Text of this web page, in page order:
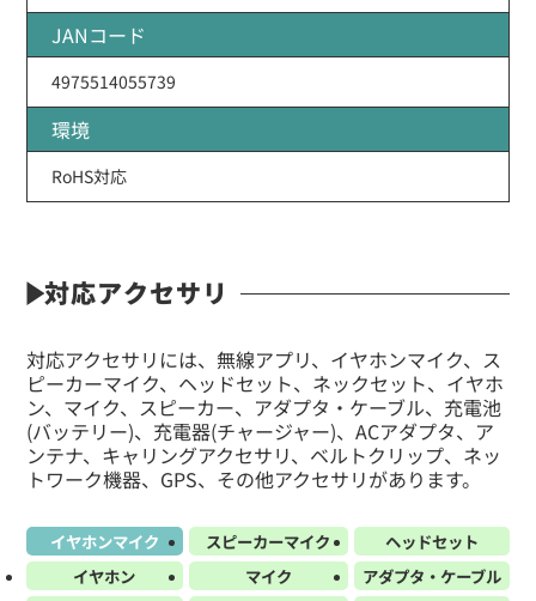
JANコード
4975514055739
環境
RoHS対応
対応アクセサリ
対応アクセサリには、無線アプリ、イヤホンマイク、ス
ピーカーマイク、ヘッドセット、ネックセット、イヤホ
ン、マイク、スピーカー、アダプタ・ケーブル、充電池
(バッテリー)、充電器(チャージャー)、ACアダプタ、ア
ンテナ、キャリングアクセサリ、ベルトクリップ、ネッ
トワーク機器、GPS、その他アクセサリがあります。
イヤホンマイク スピーカーマイク
ヘッドセット
イヤホン
マイク
アダプタ・ケーブル